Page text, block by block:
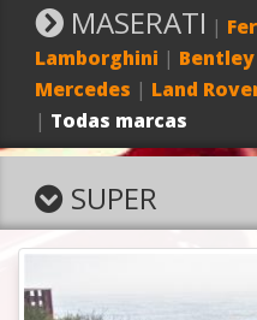
MASERATI |
Lamborghini | Bentley
Mercedes | Land
| Todas marcas
SUPER